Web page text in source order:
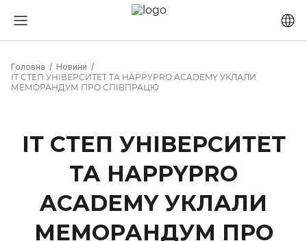
Головна
Новини
ІТ СТЕП УНІВЕРСИТЕТ ТА HAPPYPRO ACADEMY УКЛАЛИ
МЕМОРАНДУМ ПРО СПІВПРАЦЮ
ІТ СТЕП УНІВЕРСИТЕТ
ТА HAPPYPRO
ACADEMY УКЛАЛИ
МЕМОРАНДУМ ПРО